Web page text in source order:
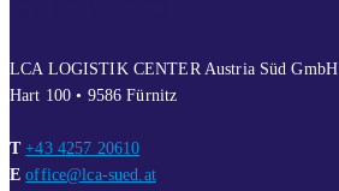
LCA LOGISTIK CENTER Austria Süd GmbH
Hart 100 • 9586 Fürnitz
T +43 4257 20610
E office@lca-sued.at